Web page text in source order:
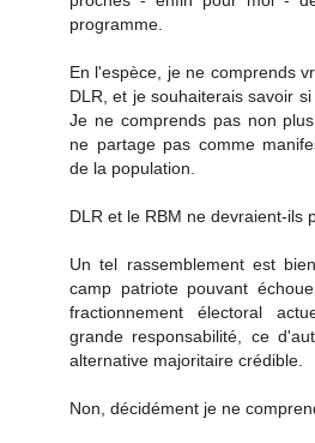
programme.
En l'espèce, je ne comprends
DLR, et je souhaiterais savoir
Je ne comprends pas non
ne partage pas comme
de la population.
DLR et le RBM ne devraient-ils
Un tel rassemblement est
camp patriote pouvant
fractionnement électoral
grande responsabilité, ce
alternative majoritaire crédible.
Non, décidément je ne